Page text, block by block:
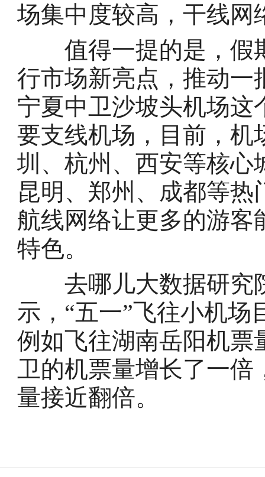
场集中度较高，干线网
值得一提的是，假
行市场新亮点，推动一
宁夏中卫沙坡头机场这
要支线机场，目前，机
圳、杭州、西安等核心
昆明、郑州、成都等
航线网络让更多的游客
特色。
去哪儿大数据研究
示，“五一”飞往小机
例如飞往湖南岳阳机票
卫的机票量增长了一
量接近翻倍。